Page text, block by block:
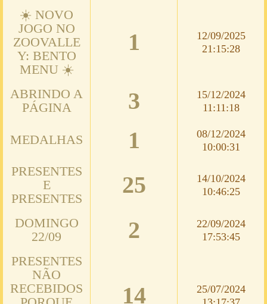
☀️ NOVO
JOGO NO
ZOOVALLE
Y: BENTO
MENU ☀️
1
12/09/2025
21:15:28
ABRINDO A
PÁGINA
3
15/12/2024
11:11:18
MEDALHAS 1
08/12/2024
10:00:31
PRESENTES
E
PRESENTES
25
14/10/2024
10:46:25
DOMINGO
22/09
2
22/09/2024
17:53:45
PRESENTES
NÃO
RECEBIDOS
14
25/07/2024